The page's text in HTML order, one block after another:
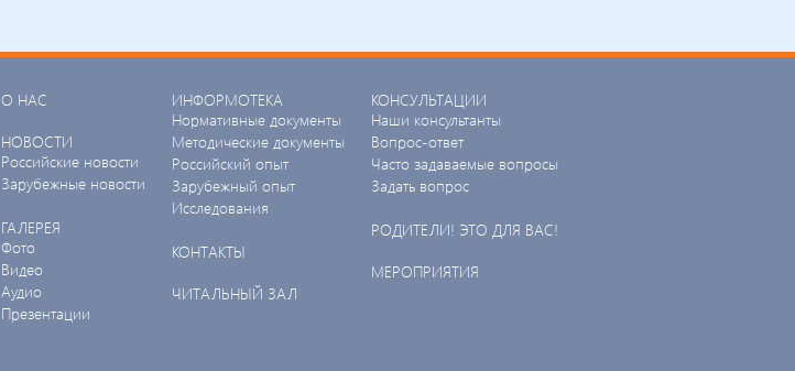
О НАС
НОВОСТИ
Российские новости
Зарубежные новости
ГАЛЕРЕЯ
Фото
Видео
Аудио
Презентации
ИНФОРМОТЕКА
Нормативные документы
Методические документы
Российский опыт
Зарубежный опыт
Исследования
КОНТАКТЫ
ЧИТАЛЬНЫЙ ЗАЛ
КОНСУЛЬТАЦИИ
Наши консультанты
Вопрос-ответ
Часто задаваемые вопросы
Задать вопрос
РОДИТЕЛИ! ЭТО ДЛЯ ВАС!
МЕРОПРИЯТИЯ